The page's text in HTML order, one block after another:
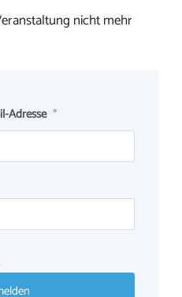
nicht mehr
Adresse *